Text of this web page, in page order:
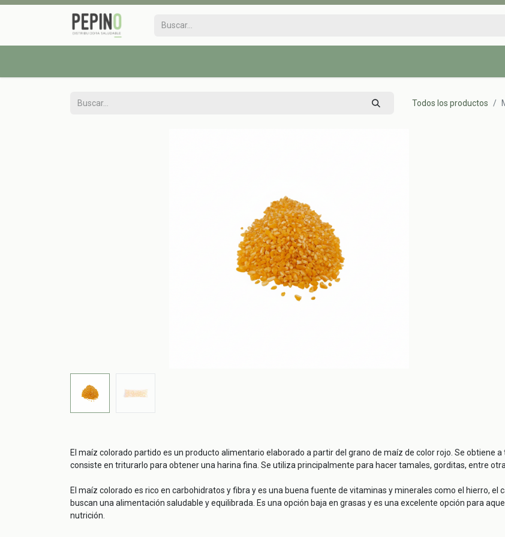
Todos los productos
El maíz colorado partido es un producto alimentario elaborado a partir del grano de maíz de color rojo. Se obtiene
consiste en triturarlo para obtener una harina fina. Se utiliza principalmente para hacer tamales, gorditas, entre
El maíz colorado es rico en carbohidratos y fibra y es una buena fuente de vitaminas y minerales como el hierro, el
buscan una alimentación saludable y equilibrada. Es una opción baja en grasas y es una excelente opción para
nutrición.